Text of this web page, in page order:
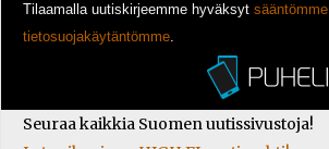
Tilaamalla uutiskirjeemme hyväksyt sääntömme
tietosuojakäytäntömme.
Seuraa kaikkia Suomen uutissivustoja!